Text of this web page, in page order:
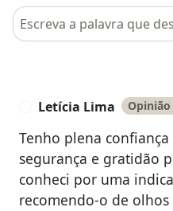
Pesquisar em opiniões
Letícia Lima
Tenho plena
segurança e gratidão
conheci por uma
recomendo-o de olhos